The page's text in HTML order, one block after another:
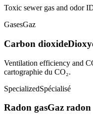
Toxic sewer gas and odor
GasesGaz
Carbon dioxide
Ventilation efficiency and
cartographie du CO₂.
SpecializedSpécialisé
Radon gasGaz radon